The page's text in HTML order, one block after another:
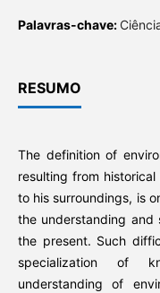
Palavras-chave:
RESUMO
The definition of
resulting from
to his surroundings, is
the understanding and
the present. Such
specialization of
understanding of